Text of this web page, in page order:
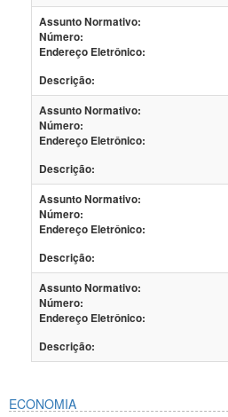
Assunto Normativo:
Número:
Endereço Eletrônico:
Descrição:
Assunto Normativo:
Número:
Endereço Eletrônico:
Descrição:
Assunto Normativo:
Número:
Endereço Eletrônico:
Descrição:
Assunto Normativo:
Número:
Endereço Eletrônico:
Descrição:
ECONOMIA